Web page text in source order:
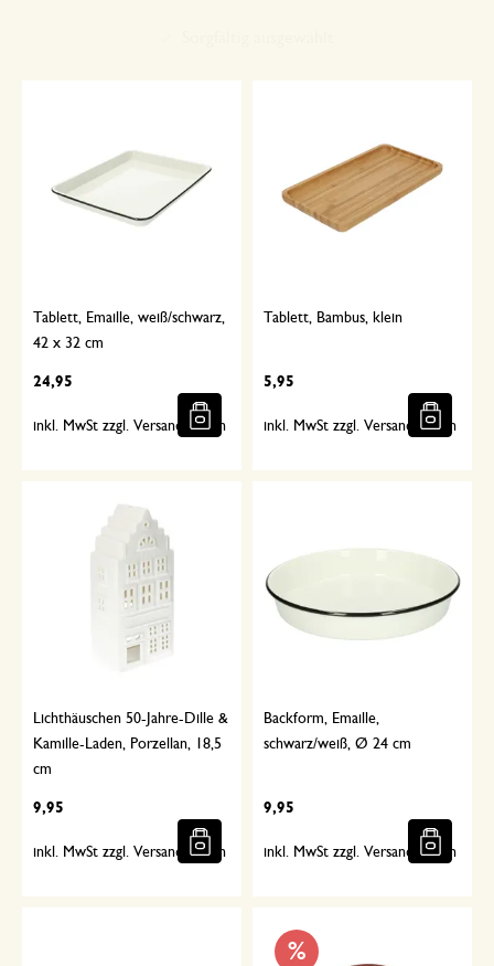
Tablett, Emaille, weiß/schwarz,
42 x 32 cm
24,95
inkl. MwSt zzgl. Versandkosten
Tablett, Bambus, klein
5,95
inkl. MwSt zzgl. Versandkosten
Lichthäuschen 50-Jahre-Dille &
Kamille-Laden, Porzellan, 18,5
cm
9,95
inkl. MwSt zzgl. Versandkosten
Backform, Emaille,
schwarz/weiß, Ø 24 cm
9,95
inkl. MwSt zzgl. Versandkosten
%